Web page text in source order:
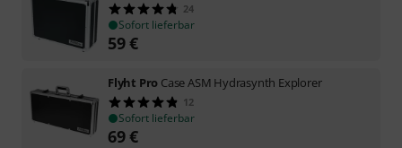
24
Sofort lieferbar
59€
Flyht Pro Case ASM Hydrasynth Explorer
12
Sofort lieferbar
69€